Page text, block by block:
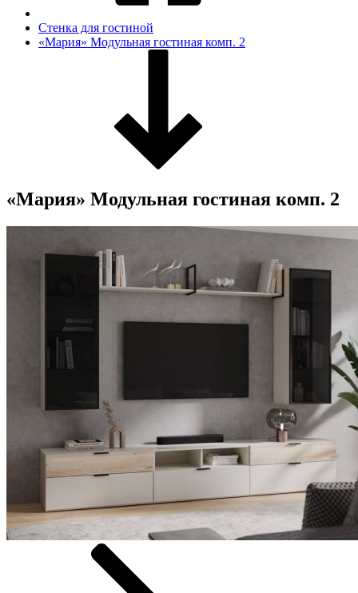
Стенка для гостиной
«Мария» Модульная гостиная комп. 2
«Мария» Модульная гостиная комп. 2